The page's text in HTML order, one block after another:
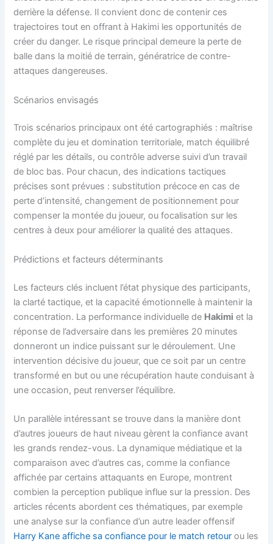
derrière la défense. Il convient donc de contenir ces
trajectoires tout en offrant à Hakimi les opportunités de
créer du danger. Le risque principal demeure la perte de
balle dans la moitié de terrain, génératrice de contre-
attaques dangereuses.
Scénarios envisagés
Trois scénarios principaux ont été cartographiés : maîtrise
complète du jeu et domination territoriale, match équilibré
réglé par les détails, ou contrôle adverse suivi d’un travail
de bloc bas. Pour chacun, des indications tactiques
précises sont prévues : substitution précoce en cas de
perte d’intensité, changement de positionnement pour
compenser la montée du joueur, ou focalisation sur les
centres à deux pour améliorer la qualité des attaques.
Prédictions et facteurs déterminants
Les facteurs clés incluent l’état physique des participants,
la clarté tactique, et la capacité émotionnelle à maintenir la
concentration. La performance individuelle de Hakimi et la
réponse de l’adversaire dans les premières 20 minutes
donneront un indice puissant sur le déroulement. Une
intervention décisive du joueur, que ce soit par un centre
transformé en but ou une récupération haute conduisant à
une occasion, peut renverser l’équilibre.
Un parallèle intéressant se trouve dans la manière dont
d’autres joueurs de haut niveau gèrent la confiance avant
les grands rendez-vous. La dynamique médiatique et la
comparaison avec d’autres cas, comme la confiance
affichée par certains attaquants en Europe, montrent
combien la perception publique influe sur la pression. Des
articles récents abordent ces thématiques, par exemple
une analyse sur la confiance d’un autre leader offensif
Harry Kane affiche sa confiance pour le match retour ou les